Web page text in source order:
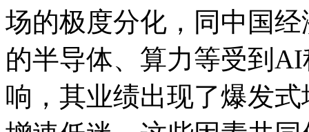
场的极度分化，同中国
的半导体、算力等受到
响，其业绩出现了爆发